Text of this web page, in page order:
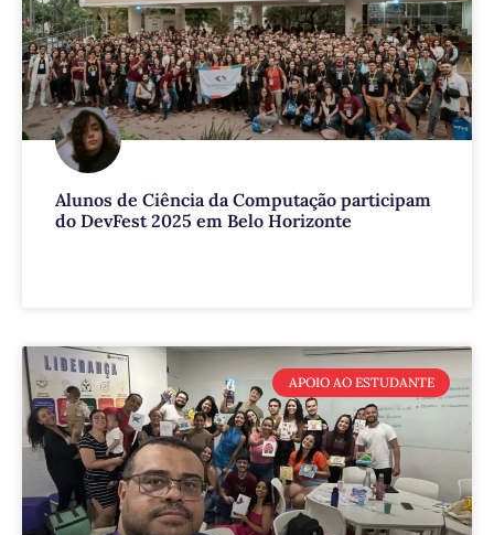
Alunos de Ciência da Computação participam
do DevFest 2025 em Belo Horizonte
APOIO AO ESTUDANTE